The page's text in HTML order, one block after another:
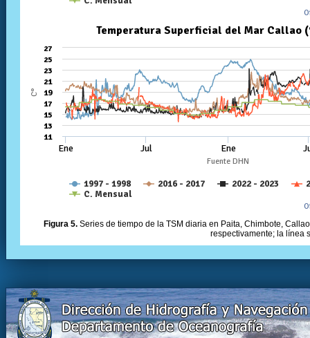
Figura 5. Series de tiempo de la TSM diaria en Paita, Chimbote,
respectivamente; la línea